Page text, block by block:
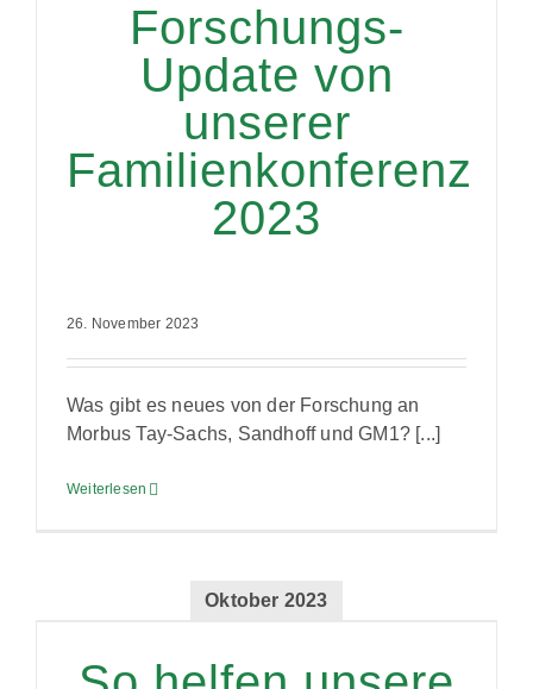
Forschungs-
Update von
unserer
Familienkonferenz
2023
26. November 2023
Was gibt es neues von der Forschung an
Morbus Tay-Sachs, Sandhoff und GM1? [...]
Weiterlesen
Oktober 2023